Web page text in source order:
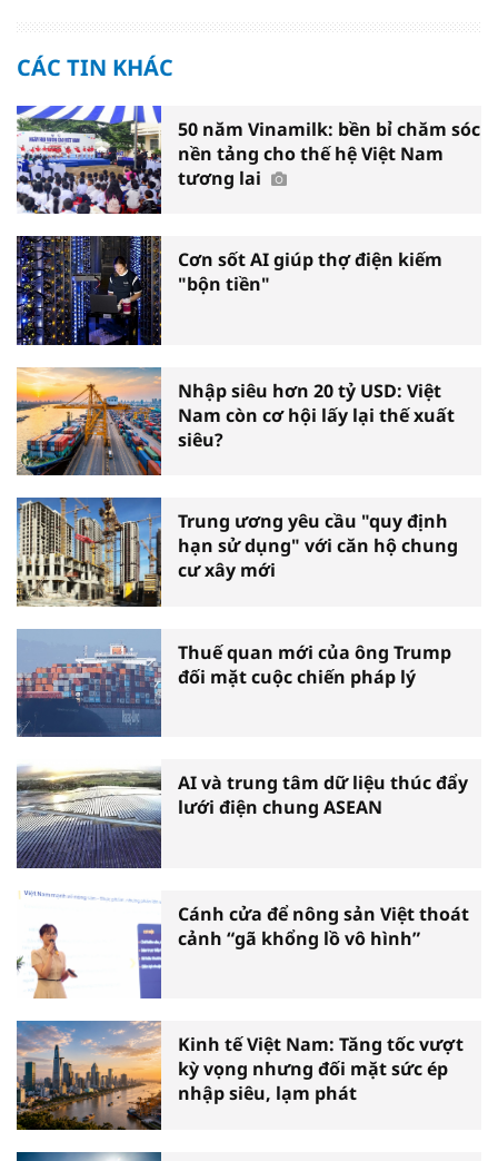
CÁC TIN KHÁC
50 năm Vinamilk: bền bỉ chăm sóc
nền tảng cho thế hệ Việt Nam
tương lai
Cơn sốt AI giúp thợ điện kiếm
"bộn tiền"
Nhập siêu hơn 20 tỷ USD: Việt
Nam còn cơ hội lấy lại thế xuất
siêu?
Trung ương yêu cầu "quy định
hạn sử dụng" với căn hộ chung
cư xây mới
Thuế quan mới của ông Trump
đối mặt cuộc chiến pháp lý
AI và trung tâm dữ liệu thúc đẩy
lưới điện chung ASEAN
Cánh cửa để nông sản Việt thoát
cảnh “gã khổng lồ vô hình”
Kinh tế Việt Nam: Tăng tốc vượt
kỳ vọng nhưng đối mặt sức ép
nhập siêu, lạm phát